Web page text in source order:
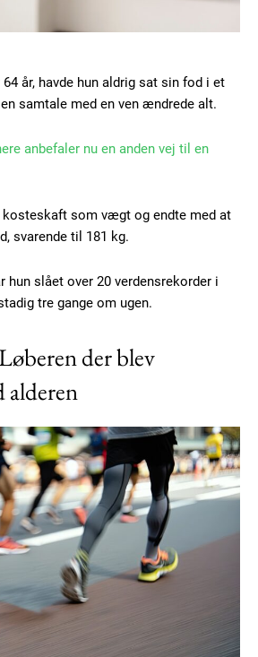
64 år, havde hun aldrig sat sin fod i et
samtale med en ven ændrede alt.
anbefaler nu en anden vej til en
kosteskaft som vægt og endte med at
svarende til 181 kg.
hun slået over 20 verdensrekorder i
tre gange om ugen.
der blev
alderen